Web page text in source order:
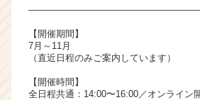
e
C
r
【開催期間】
7月～11月
（直近日程のみご案内しています）
【開催時間】
全日程共通：14:00〜16:00／オンライン